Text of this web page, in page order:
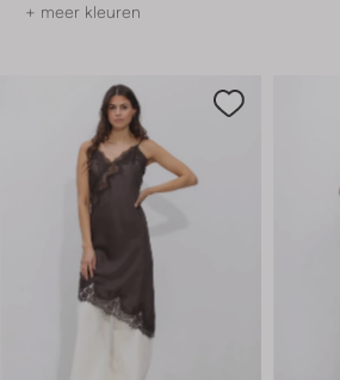
+ meer kleuren